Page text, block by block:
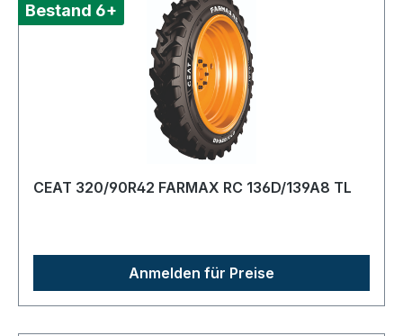
Bestand 6+
CEAT 320/90R42 FARMAX RC 136D/139A8 TL
Anmelden für Preise